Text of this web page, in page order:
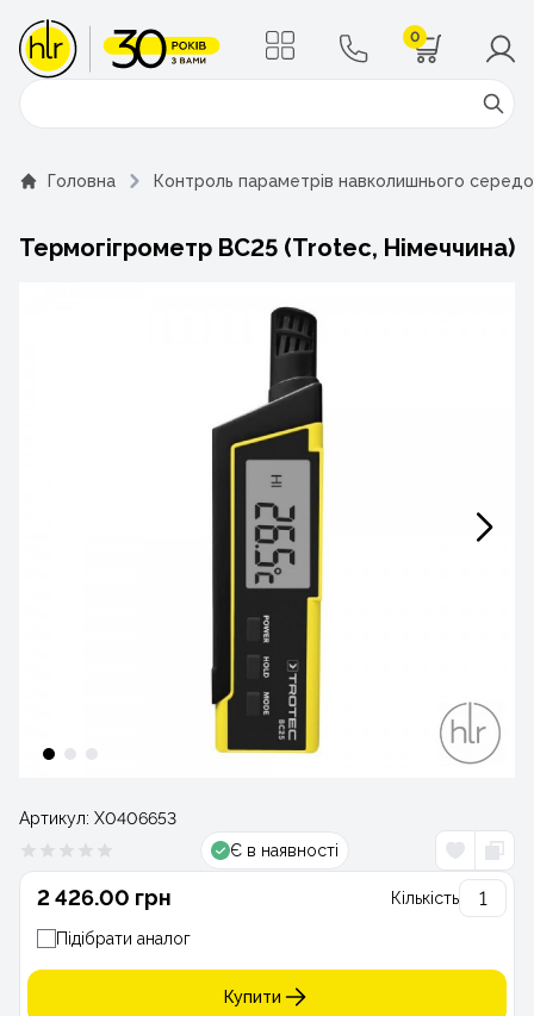
0
Поиск
Головна Контроль параметрів навколишнього
Термогігрометр BC25 (Trotec, Німеччина)
Артикул: Х0406653
Є в наявності
2 426.00 грн Кількість
Підібрати аналог
Купити